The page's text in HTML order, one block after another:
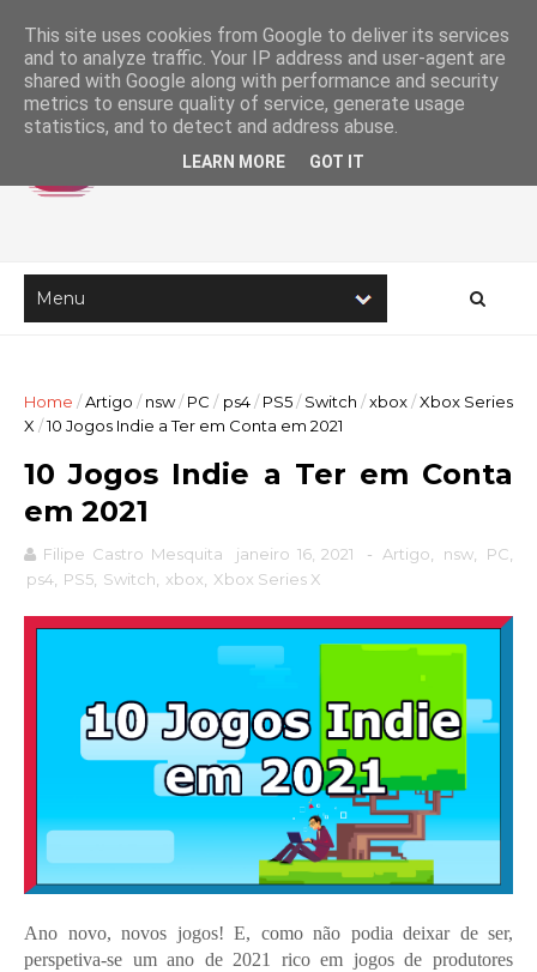
Home /Artigo / nsw/ PC / ps4 / PS5 / Switch /xbox/Xbox Series
X /10 Jogos Indie a Ter em Conta em 2021
10 Jogos Indie a Ter em Conta
em 2021
Filipe Castro Mesquita janeiro 16, 2021 - Artigo nsw PC
ps4 PS5 Switch xbox Xbox Series X
Ano novo, novos jogos! E, como não podia deixar de ser,
perspetiva-se um ano de 2021 rico em jogos de produtores
This site uses cookies from Google to deliver its services
and to analyze traffic. Your IP address and user-agent are
shared with Google along with performance and security
metrics to ensure quality of service, generate usage
statistics, and to detect and address abuse.
LEARN MORE GOT IT